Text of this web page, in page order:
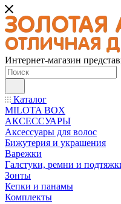
Интернет-магазин
Каталог
MILOTA BOX
АКСЕССУАРЫ
Аксессуары для волос
Бижутерия и украшения
Варежки
Галстуки, ремни и
Зонты
Кепки и панамы
Комплекты